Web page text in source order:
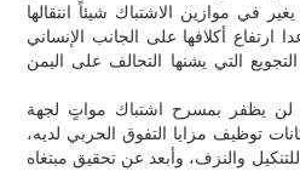
في موازين الاشتباك شيئاً انتقالها
ارتفاع أكلافها على الجانب الإنساني
التي يشنها التحالف على اليمن
لن يظفر بمسرح اشتباك مواتٍ لجهة
توظيف مزايا التفوق الحربي لديه،
والنزف، وأبعد عن تحقيق مبتغاه